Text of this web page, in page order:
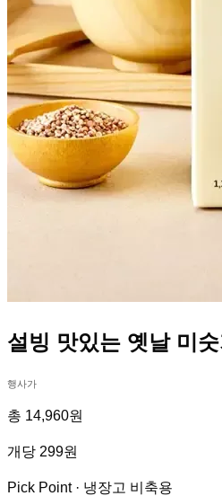
설빙 맛있는 옛날 미
행사가
총 14,960원
개당 299원
Pick Point · 냉장고 비축용